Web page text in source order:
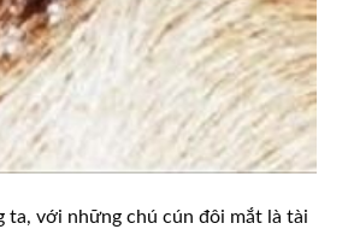
với những chú cún đôi mắt là tài